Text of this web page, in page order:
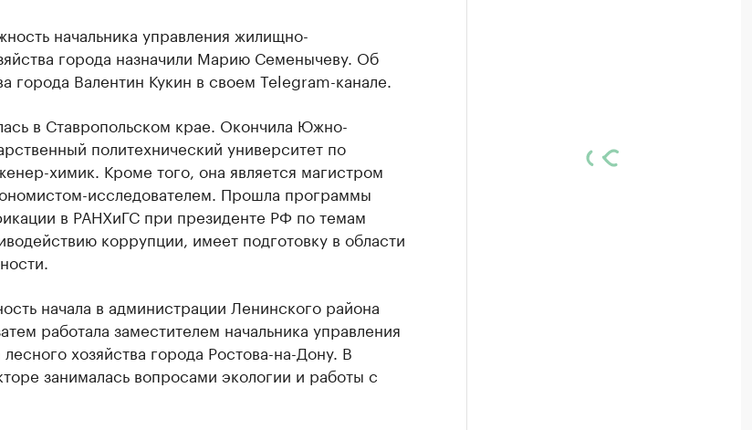
начальника управления жилищно-
города назначили Марию Семенычеву. Об
города Валентин Кукин в своем Telegram-канале.
в Ставропольском крае. Окончила Южно-
политехнический университет по
химик. Кроме того, она является магистром
исследователем. Прошла программы
в РАНХиГС при президенте РФ по темам
коррупции, имеет подготовку в области
начала в администрации Ленинского района
работала заместителем начальника управления
лесного хозяйства города Ростова-на-Дону. В
занималась вопросами экологии и работы с